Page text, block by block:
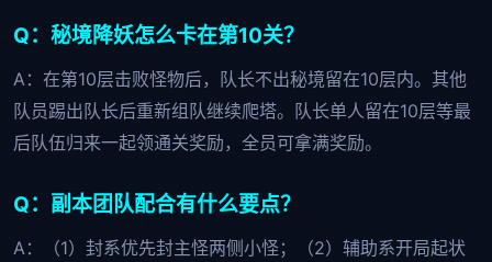
Q：秘境降妖怎么卡在第10关？
A：在第10层击败怪物后，队长不出秘境留在10层内。其他
队员踢出队长后重新组队继续爬塔。队长单人留在10层等最
后队伍归来一起领通关奖励，全员可拿满奖励。
Q：副本团队配合有什么要点？
A：（1）封系优先封主怪两侧小怪；（2）辅助系开局起状